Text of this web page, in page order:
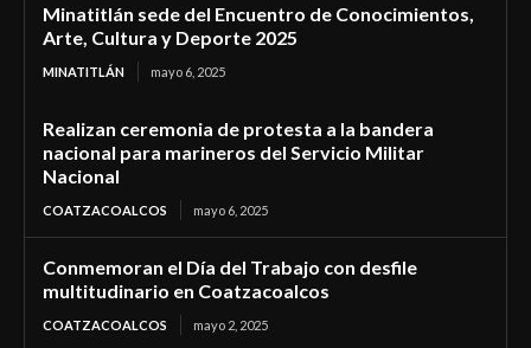
Minatitlán sede del Encuentro de Conocimientos,
Arte, Cultura y Deporte 2025
MINATITLÁN mayo 6, 2025
Realizan ceremonia de protesta a la bandera
nacional para marineros del Servicio Militar
Nacional
COATZACOALCOS mayo 6, 2025
Conmemoran el Día del Trabajo con desfile
multitudinario en Coatzacoalcos
COATZACOALCOS mayo 2, 2025